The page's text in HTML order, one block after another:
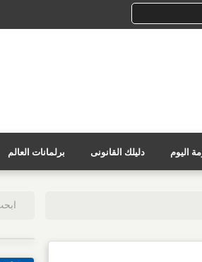
اليوم دليلك القانونى برلمانات العالم